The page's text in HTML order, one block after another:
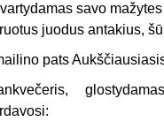
savo
juodus anta­kius,
pats